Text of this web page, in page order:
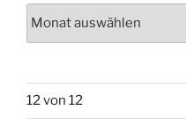
12 von 12